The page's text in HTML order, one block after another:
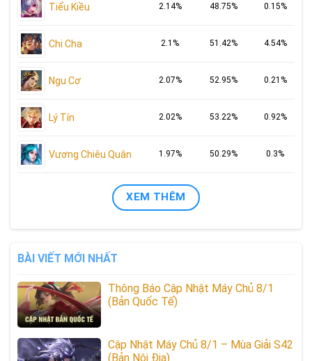
Tiểu Kiều 2.14% 48.75% 0.15%
Chi Cha 2.1% 51.42% 4.54%
Ngu Cơ 2.07% 52.95% 0.21%
Lý Tín 2.02% 53.22% 0.92%
Vương Chiêu Quân 1.97% 50.29% 0.3%
XEM THÊM
BÀI VIẾT MỚI NHẤT
Thông Báo Cập Nhật Máy Chủ 8/1
(Bản Quốc Tế)
Cập Nhật Máy Chủ 8/1 – Mùa Giải S42
(Bản Nội Địa)